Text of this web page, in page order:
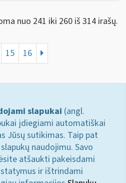
nuo 241 iki 260 iš 314 irašų.
15 16
slapukai (angl.
įdiegiami automatiškai
Jūsų sutikimas. Taip pat
naudojimu. Savo
atšaukti pakeisdami
ir ištrindami